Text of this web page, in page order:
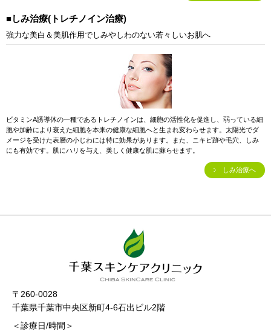
■しみ治療(トレチノイン治療)
強力な美白＆美肌作用でしみやしわのない若々しいお肌へ
ビタミンA誘導体の一種であるトレチノインは、細胞の活性化を促進し、弱っている細
胞や加齢により衰えた細胞を本来の健康な細胞へと生まれ変わらせます。太陽光でダ
メージを受けた表層の小じわには特に効果があります。また、ニキビ跡や毛穴、しみ
にも有効です。肌にハリを与え、美しく健康な肌に蘇らせます。
しみ治療へ
〒260-0028
千葉県千葉市中央区新町4-6石出ビル2階
＜診療日/時間＞